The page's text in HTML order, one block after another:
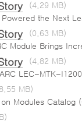
(4.29 MB)
(0.63 MB)
(4.82 MB)
LEC-MTK-I1200
MB)